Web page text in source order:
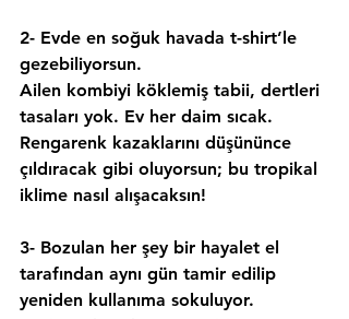
2- Evde en soğuk havada t-shirt’le
gezebiliyorsun.
Ailen kombiyi köklemiş tabii, dertleri
tasaları yok. Ev her daim sıcak.
Rengarenk kazaklarını düşününce
çıldıracak gibi oluyorsun; bu tropikal
iklime nasıl alışacaksın!
3- Bozulan her şey bir hayalet el
tarafından aynı gün tamir edilip
yeniden kullanıma sokuluyor.